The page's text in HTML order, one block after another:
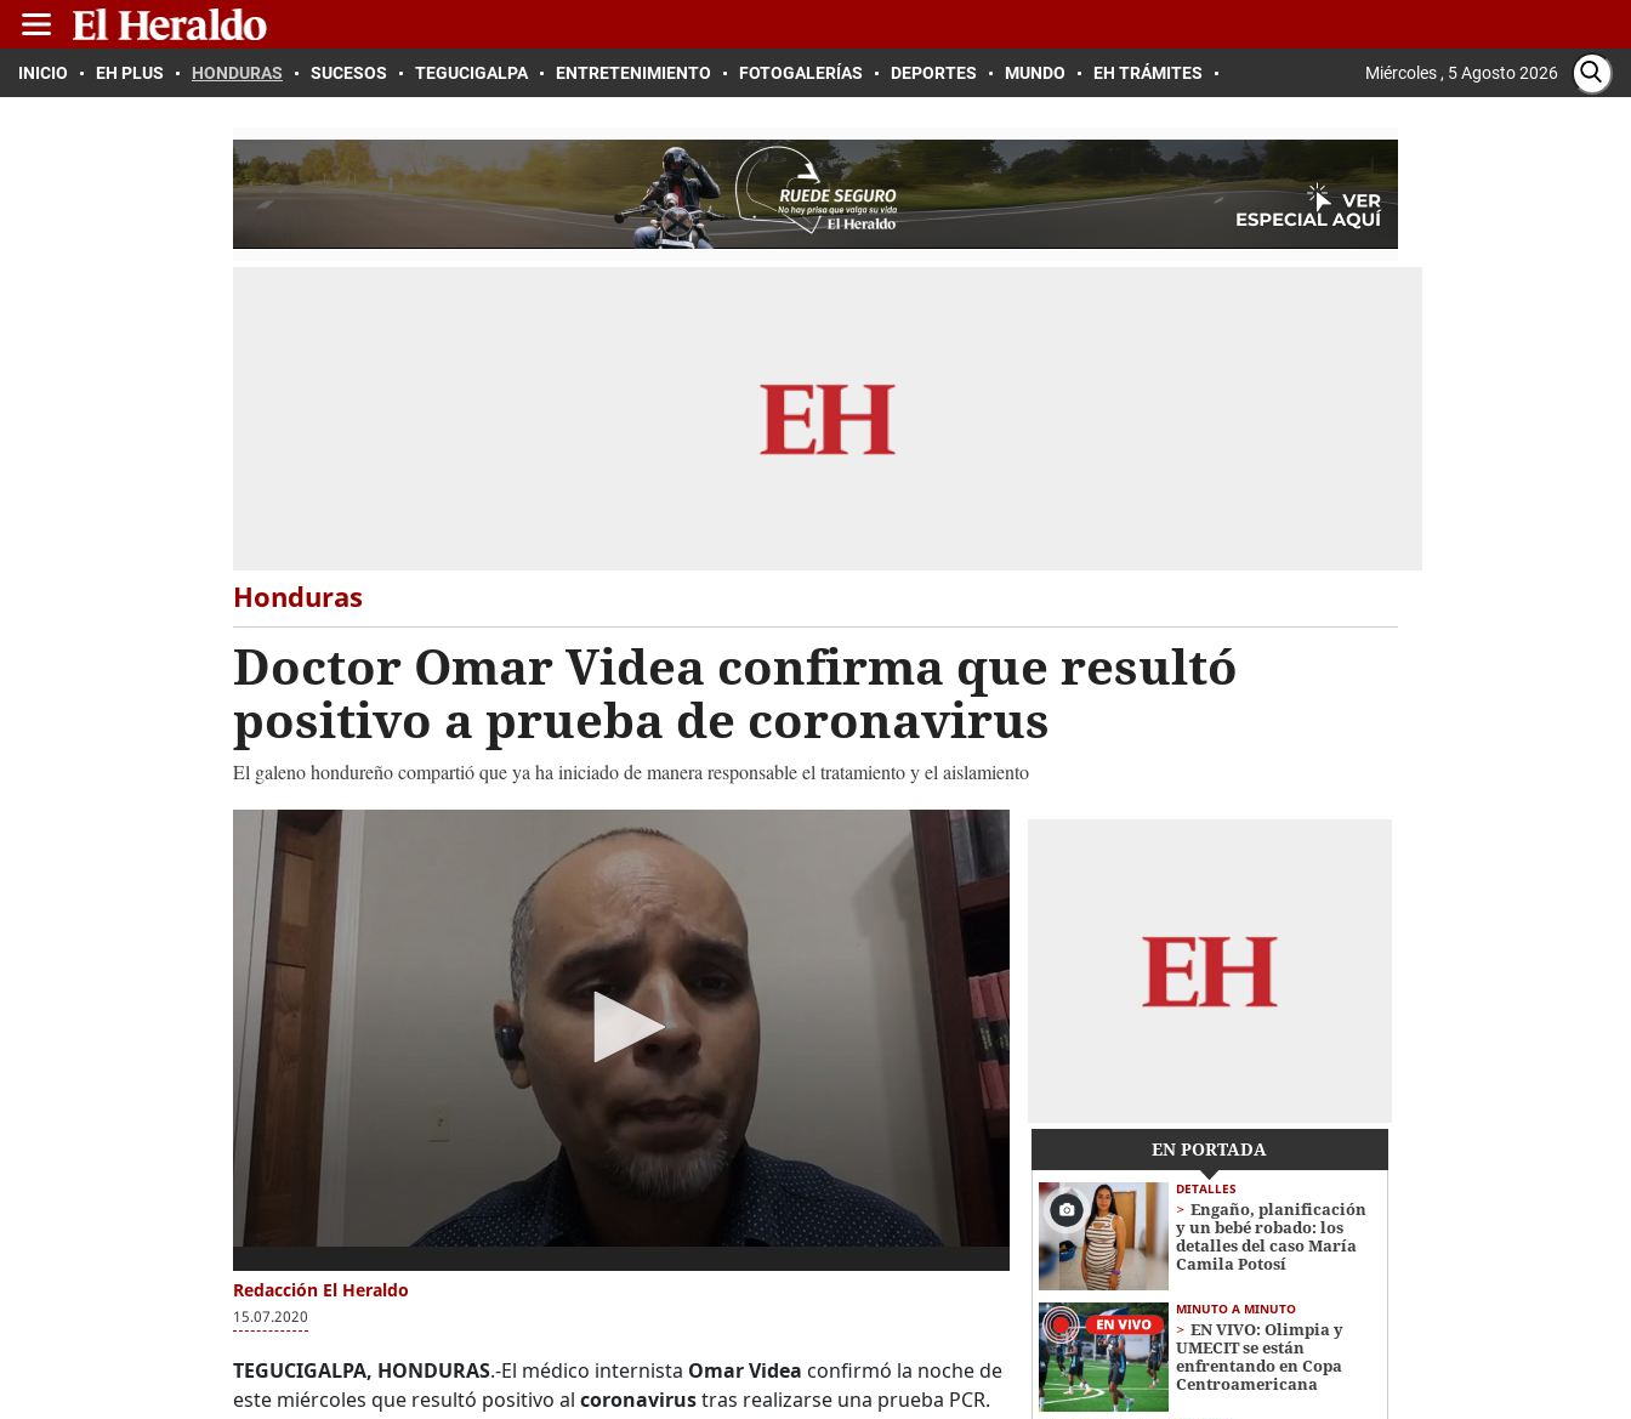
INICIO EH PLUS HONDURAS SUCESOS TEGUCIGALPA ENTRETENIMIENTO FOTOGALERÍAS DEPORTES MUNDO EH TRÁMITES Miércoles , 5 Agosto 2026
Honduras
Doctor Omar Videa confirma que resultó
positivo a prueba de coronavirus
El galeno hondureño compartió que ya ha iniciado de manera responsable el tratamiento y el aislamiento
seconds
minute,
seconds
Volume
90%
Redacción El Heraldo
15.07.2020
TEGUCIGALPA, HONDURAS.-El médico internista Omar Videa confirmó la noche de
este miércoles que resultó positivo al coronavirustras realizarse una prueba PCR.
EN PORTADA
DETALLES
Engaño, planificación
y un bebé robado: los
detalles del caso María
Camila Potosí
MINUTO A MINUTO
EN VIVO: Olimpia y
UMECIT se están
enfrentando en Copa
Centroamericana